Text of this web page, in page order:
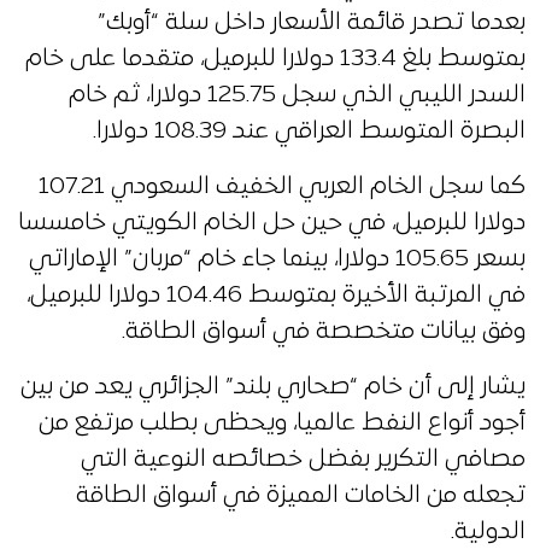
بعدما تصدر قائمة الأسعار داخل سلة “أوبك”
بمتوسط بلغ 133.4 دولارا للبرميل، متقدما على خام
السدر الليبي الذي سجل 125.75 دولارا، ثم خام
البصرة المتوسط العراقي عند 108.39 دولارا.
كما سجل الخام العربي الخفيف السعودي 107.21
دولارا للبرميل، في حين حل الخام الكويتي خامسسا
بسعر 105.65 دولارا، بينما جاء خام “مربان” الإماراتي
في المرتبة الأخيرة بمتوسط 104.46 دولارا للبرميل،
وفق بيانات متخصصة في أسواق الطاقة.
يشار إلى أن خام “صحاري بلند” الجزائري يعد من بين
أجود أنواع النفط عالميا، ويحظى بطلب مرتفع من
مصافي التكرير بفضل خصائصه النوعية التي
تجعله من الخامات المميزة في أسواق الطاقة
الدولية.